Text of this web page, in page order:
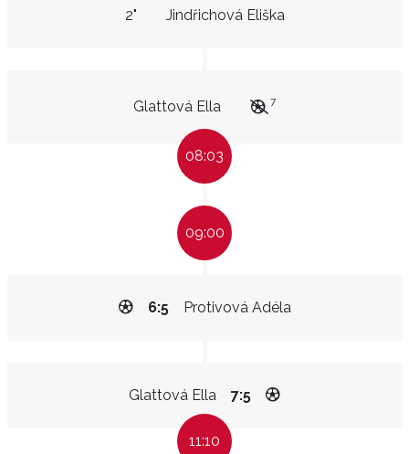
Jindřichová Eliška
2"
Glattová Ella 7
08:03
09:00
Protivová Adéla
6:5
Glattová Ella 7:5
11:10